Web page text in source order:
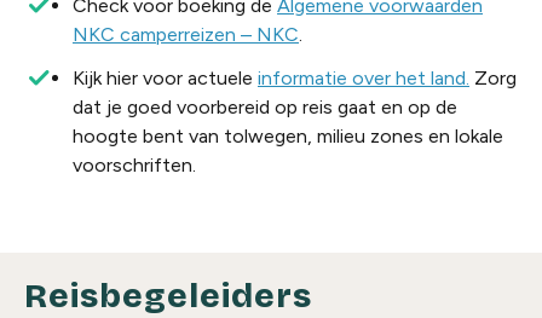
Check voor boeking de Algemene voorwaarden
NKC camperreizen – NKC.
Kijk hier voor actuele informatie over het land. Zorg
dat je goed voorbereid op reis gaat en op de
hoogte bent van tolwegen, milieu zones en lokale
voorschriften.
Reisbegeleiders